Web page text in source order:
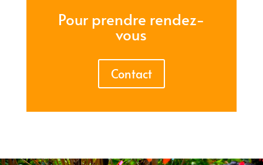
Pour prendre rendez-
vous
Contact